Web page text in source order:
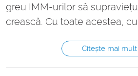
greu IMM-urilor să
crească. Cu toate acestea, cu…
Citește mai mult